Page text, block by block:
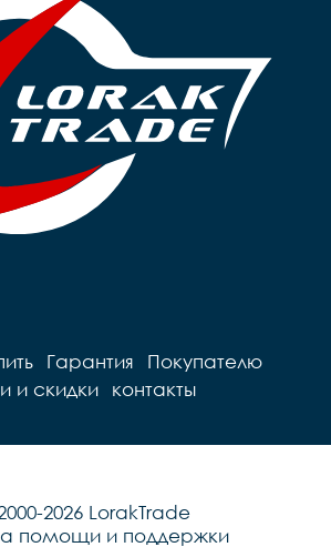
Гарантия
Покупателю
и скидки контакты
2026 LorakTrade
помощи и поддержки